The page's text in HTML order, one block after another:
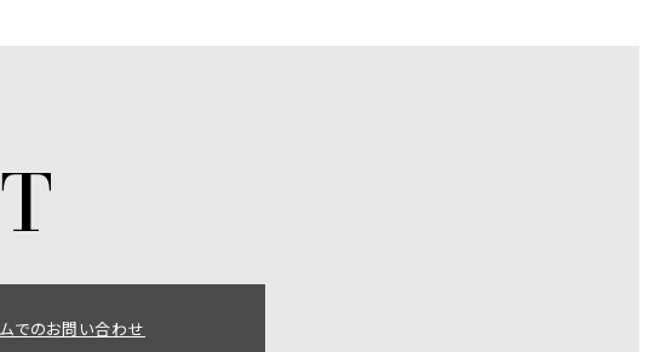
でのお問い合わせ